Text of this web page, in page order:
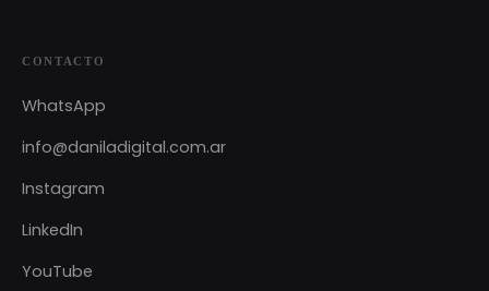
CONTACTO
WhatsApp
info@daniladigital.com.ar
Instagram
LinkedIn
YouTube